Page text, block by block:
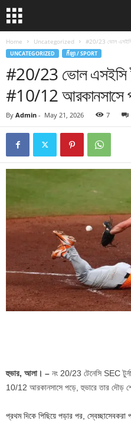
Home Uncategorized #20/23 ভোল এসইসি
UNCATEGORIZED កីឡា / SPORT
#20/23 ভোল এসইসি
#10/12 আরকানসাসে
By Admin - May 21, 2026 7
হুভার, আলা। – নং 20/23 টেনেসি SEC
10/12 আরকানসাসে পড়ে, হুভারে তার দৌড়
প্রথম দিকে পিছিয়ে পড়ার পর,